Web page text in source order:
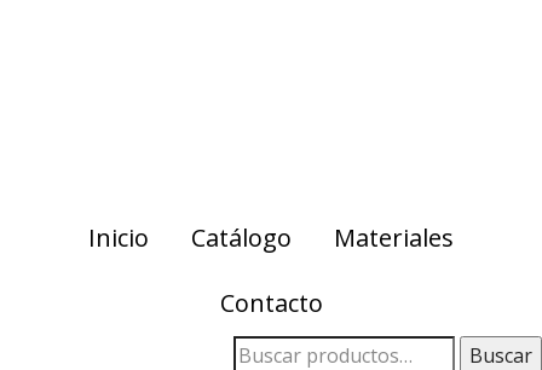
Inicio Catálogo
Materiales
Contacto
Buscar